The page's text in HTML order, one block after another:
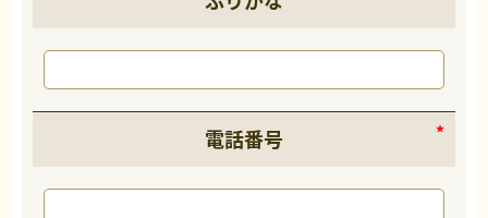
電話番号